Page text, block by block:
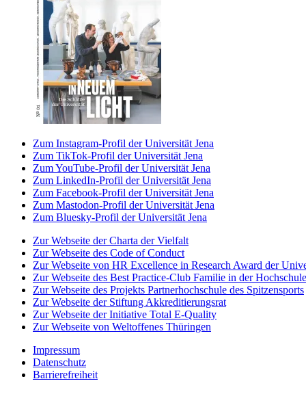
Zum Instagram-Profil der Universität Jena
Zum TikTok-Profil der Universität Jena
Zum YouTube-Profil der Universität Jena
Zum LinkedIn-Profil der Universität Jena
Zum Facebook-Profil der Universität Jena
Zum Mastodon-Profil der Universität Jena
Zum Bluesky-Profil der Universität Jena
Zur Webseite der Charta der Vielfalt
Zur Webseite des Code of Conduct
Zur Webseite von HR Excellence in Research Award der
Zur Webseite des Best Practice-Club Familie in der Hochschule
Zur Webseite des Projekts Partnerhochschule des Spitzensports
Zur Webseite der Stiftung Akkreditierungsrat
Zur Webseite der Initiative Total E-Quality
Zur Webseite von Weltoffenes Thüringen
Impressum
Datenschutz
Barrierefreiheit